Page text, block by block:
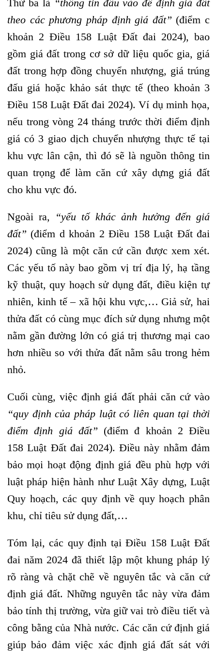
Thứ ba là“thông tin đầu vào để định giá đất
theo các phương pháp định giá đất” (điểm c
khoản 2 Điều 158 Luật Đất đai 2024), bao
gồm giá đất trong cơ sở dữ liệu quốc gia, giá
đất trong hợp đồng chuyển nhượng, giá trúng
đấu giá hoặc khảo sát thực tế (theo khoản 3
Điều 158 Luật Đất đai 2024). Ví dụ minh họa,
nếu trong vòng 24 tháng trước thời điểm định
giá có 3 giao dịch chuyển nhượng thực tế tại
khu vực lân cận, thì đó sẽ là nguồn thông tin
quan trọng để làm căn cứ xây dựng giá đất
cho khu vực đó.
Ngoài ra, “yếu tố khác ảnh hưởng đến giá
đất” (điểm d khoản 2 Điều 158 Luật Đất đai
2024) cũng là một căn cứ cần được xem xét.
Các yếu tố này bao gồm vị trí địa lý, hạ tầng
kỹ thuật, quy hoạch sử dụng đất, điều kiện tự
nhiên, kinh tế – xã hội khu vực,… Giả sử, hai
thửa đất có cùng mục đích sử dụng nhưng một
nằm gần đường lớn có giá trị thương mại cao
hơn nhiều so với thửa đất nằm sâu trong hẻm
nhỏ.
Cuối cùng, việc định giá đất phải căn cứ vào
“quy định của pháp luật có liên quan tại thời
điểm định giá đất” (điểm đ khoản 2 Điều
158 Luật Đất đai 2024). Điều này nhằm đảm
bảo mọi hoạt động định giá đều phù hợp với
luật pháp hiện hành như Luật Xây dựng, Luật
Quy hoạch, các quy định về quy hoạch phân
khu, chỉ tiêu sử dụng đất,…
Tóm lại, các quy định tại Điều 158 Luật Đất
đai năm 2024 đã thiết lập một khung pháp lý
rõ ràng và chặt chẽ về nguyên tắc và căn cứ
định giá đất. Những nguyên tắc này vừa đảm
bảo tính thị trường, vừa giữ vai trò điều tiết và
công bằng của Nhà nước. Các căn cứ định giá
giúp bảo đảm việc xác định giá đất sát với